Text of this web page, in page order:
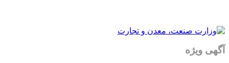
آگهی ویژه